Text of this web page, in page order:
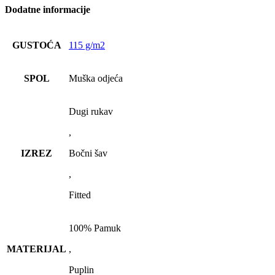
Dodatne informacije
GUSTOĆA 115 g/m2
SPOL Muška odjeća
IZREZ
Dugi rukav
,
Bočni šav
,
Fitted
MATERIJAL
100% Pamuk
,
Puplin